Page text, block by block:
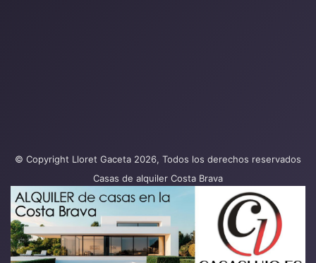
© Copyright Lloret Gaceta 2026, Todos los derechos reservados
Casas de alquiler Costa Brava